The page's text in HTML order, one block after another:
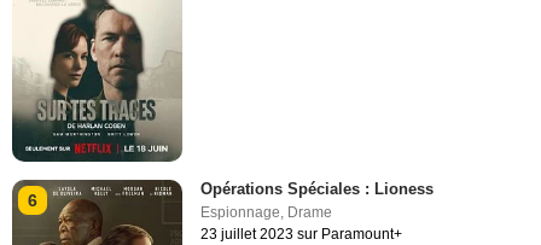
6
Opérations Spéciales : Lioness
Espionnage, Drame
23 juillet 2023 sur Paramount+